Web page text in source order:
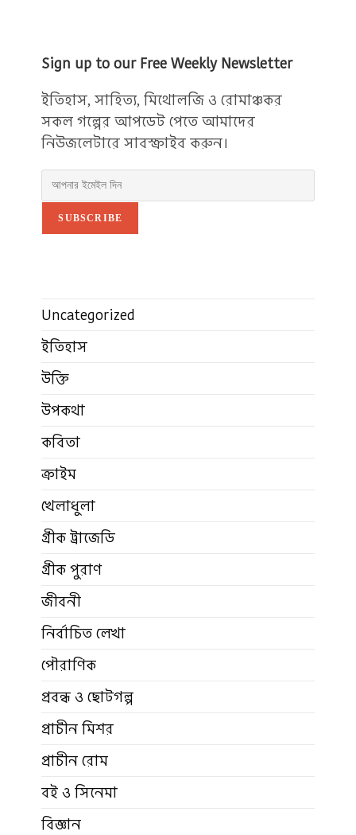
Sign up to our Free Weekly Newsletter
ইতিহাস, সাহিত্য, মিথোলজি ও রোমাঞ্চকর
সকল গল্পের আপডেট পেতে আমাদের
নিউজলেটারে সাবস্ক্রাইব করুন।
SUBSCRIBE
Uncategorized
ইতিহাস
উক্তি
উপকথা
কবিতা
ক্রাইম
খেলাধুলা
গ্রীক ট্রাজেডি
গ্রীক পুরাণ
জীবনী
নির্বাচিত লেখা
পৌরাণিক
প্রবন্ধ ও ছোটগল্প
প্রাচীন মিশর
প্রাচীন রোম
বই ও সিনেমা
বিজ্ঞান